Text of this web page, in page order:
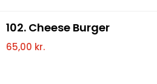
102. Cheese Burger
65,00 kr.